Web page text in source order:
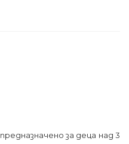
за деца над 3